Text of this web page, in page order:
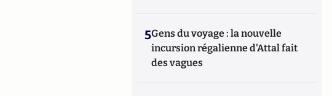
5Gens du voyage : la nouvelle
incursion régalienne d'Attal fait
des vagues